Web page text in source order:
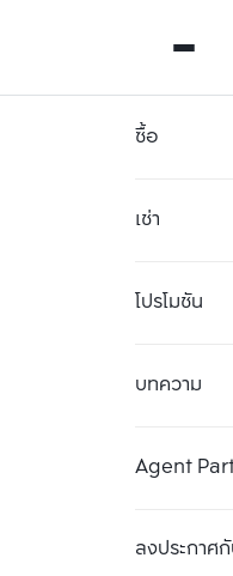
ซื้อ
เช่า
โปรโมชัน
บทความ
Agent
ลงประกาศกั